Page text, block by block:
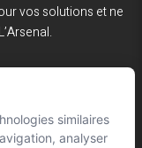
vos solutions et ne
similaires
analyser